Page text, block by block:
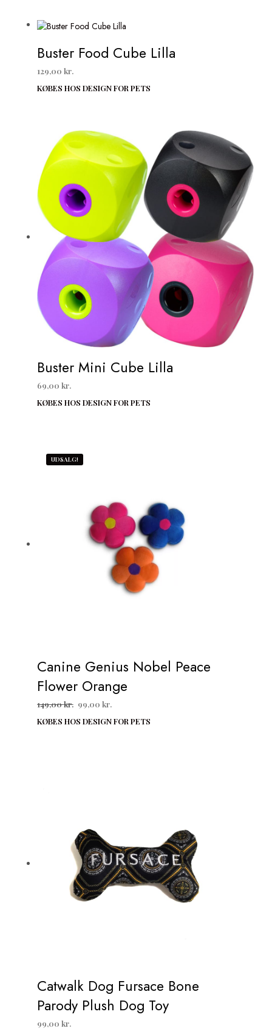
Buster Food Cube Lilla
129,00 kr.
KØBES HOS DESIGN FOR PETS
Buster Mini Cube Lilla
69,00 kr.
KØBES HOS DESIGN FOR PETS
UDSALG!
Canine Genius Nobel Peace
Flower Orange
149,00kr. Den
pris
99,00 kr.
pris
KØBES HOS DESIGN FOR PETS
Catwalk Dog Fursace Bone
Parody Plush Dog Toy
99,00 kr.